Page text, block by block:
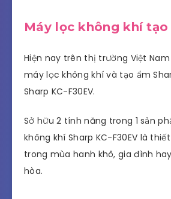
Máy lọc không khí tạo
Hiện nay trên thị trường Việt
máy lọc không khí và tạo ẩm
Sharp KC-F30EV.
Sở hữu 2 tính năng trong 1 sản
không khí Sharp KC-F30EV là
trong mùa hanh khô, gia đình
hòa.